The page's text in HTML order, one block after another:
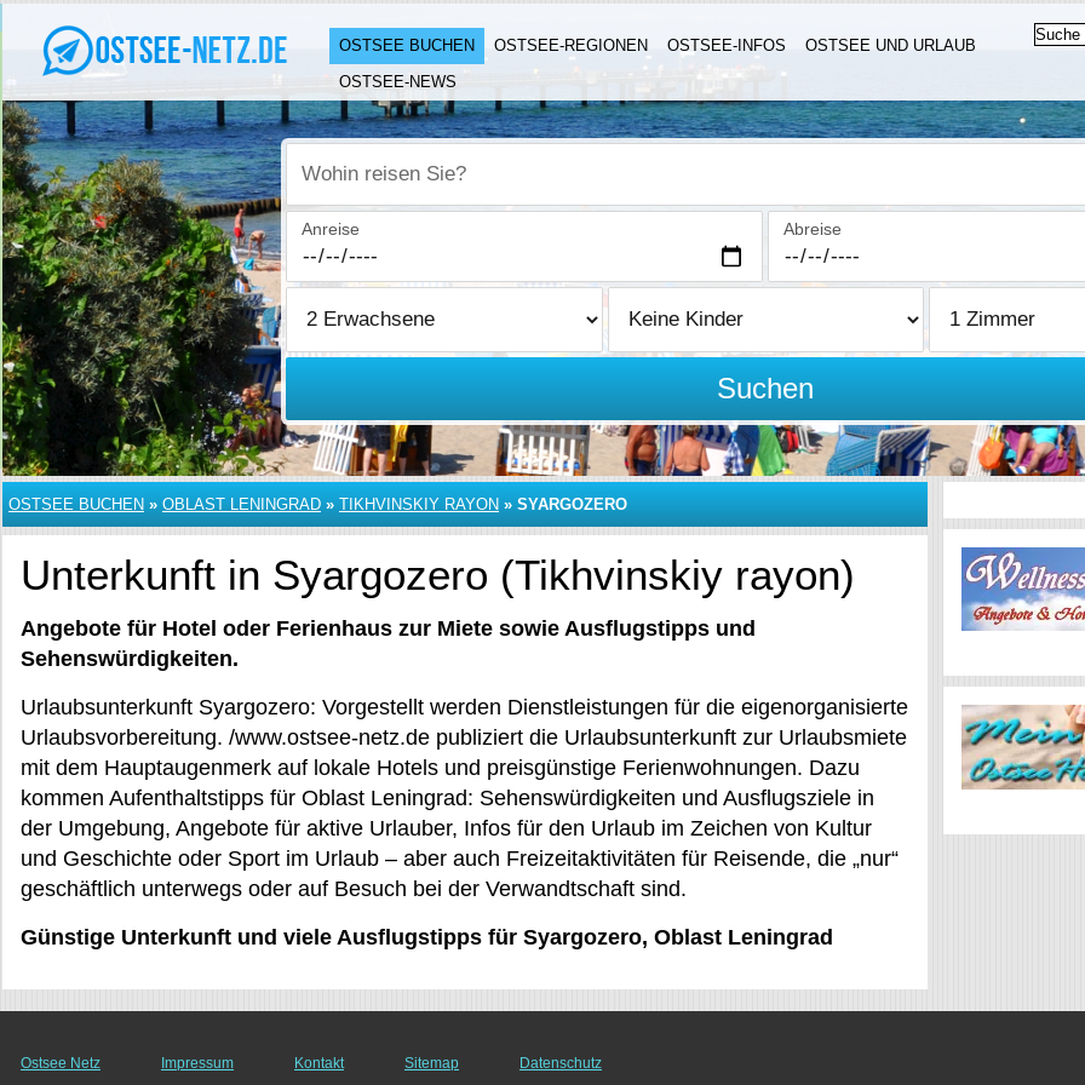
OSTSEE BUCHEN OSTSEE-REGIONEN OSTSEE-INFOS
OSTSEE UND URLAUB
OSTSEE-NEWS
Wohin reisen Sie?
Anreise Abreise
Suchen
OSTSEE BUCHEN » OBLAST LENINGRAD » TIKHVINSKIY RAYON » SYARGOZERO
Unterkunft in Syargozero (Tikhvinskiy rayon)
Angebote für Hotel oder Ferienhaus zur Miete sowie Ausflugstipps und
Sehenswürdigkeiten.
Urlaubsunterkunft Syargozero: Vorgestellt werden Dienstleistungen für die eigenorganisierte
Urlaubsvorbereitung. /www.ostsee-netz.de publiziert die Urlaubsunterkunft zur Urlaubsmiete
mit dem Hauptaugenmerk auf lokale Hotels und preisgünstige Ferienwohnungen. Dazu
kommen Aufenthaltstipps für Oblast Leningrad: Sehenswürdigkeiten und Ausflugsziele in
der Umgebung, Angebote für aktive Urlauber, Infos für den Urlaub im Zeichen von Kultur
und Geschichte oder Sport im Urlaub – aber auch Freizeitaktivitäten für Reisende, die „nur“
geschäftlich unterwegs oder auf Besuch bei der Verwandtschaft sind.
Günstige Unterkunft und viele Ausflugstipps für Syargozero, Oblast Leningrad
Ostsee Netz Impressum Kontakt Sitemap Datenschutz